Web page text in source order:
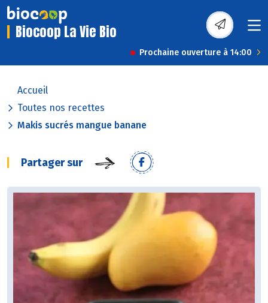
Biocoop La Vie Bio
Prochaine ouverture à 14:00
Accueil
Toutes nos recettes
Makis sucrés mangue banane
Partager sur